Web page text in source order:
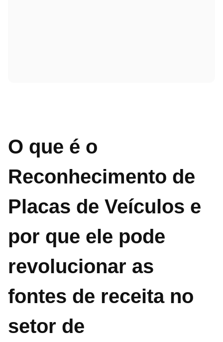
O que é o
Reconhecimento de
Placas de Veículos e
por que ele pode
revolucionar as
fontes de receita no
setor de